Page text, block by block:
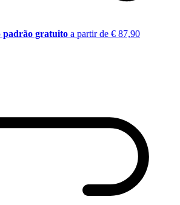
padrão gratuito a partir de € 87,90